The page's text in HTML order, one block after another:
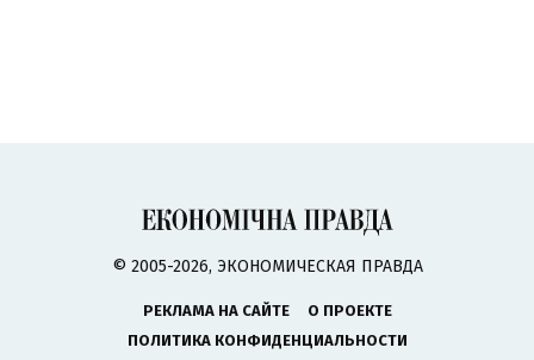
© 2005-2026, ЭКОНОМИЧЕСКАЯ ПРАВДА
РЕКЛАМА НА САЙТЕ
О ПРОЕКТЕ
ПОЛИТИКА КОНФИДЕНЦИАЛЬНОСТИ